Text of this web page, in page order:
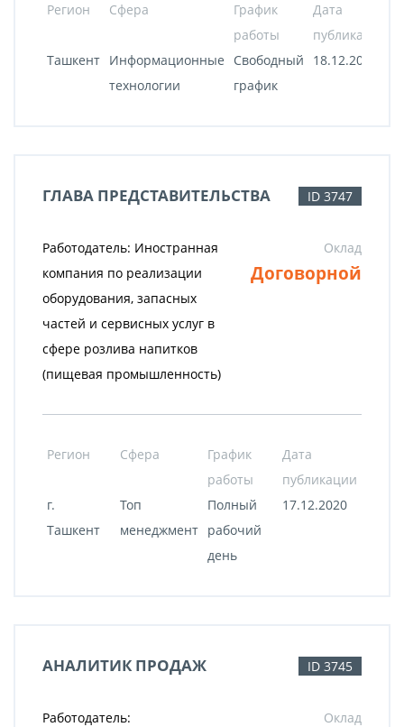
Регион Сфера
График
работы
Дата
публикации
Ташкент Информационные
технологии
Свободный
график
18.12.2020
ГЛАВА ПРЕДСТАВИТЕЛЬСТВА ID 3747
Работодатель: Иностранная
компания по реализации
оборудования, запасных
частей и сервисных услуг в
сфере розлива напитков
(пищевая промышленность)
Оклад
Договорной
Регион Сфера
График
работы
Дата
публикации
г.
Ташкент
Топ
менеджмент
Полный
рабочий
день
17.12.2020
АНАЛИТИК ПРОДАЖ ID 3745
Работодатель:
Оклад